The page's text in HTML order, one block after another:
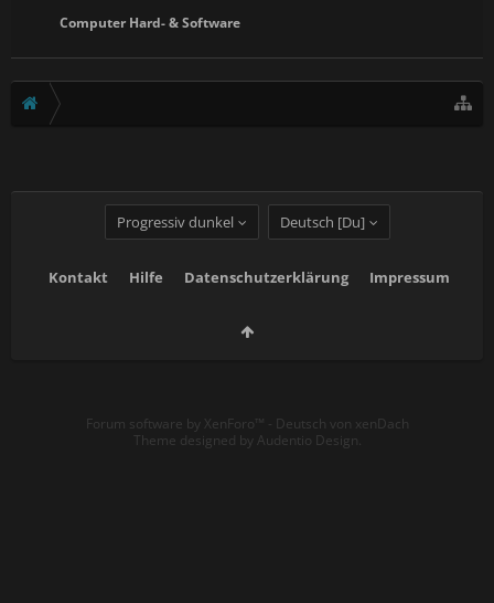
Computer Hard- & Software
Progressiv dunkel Deutsch [Du]
Kontakt Hilfe Datenschutzerklärung Impressum
Forum software by XenForo™ - Deutsch von xenDach
Theme designed by Audentio Design.